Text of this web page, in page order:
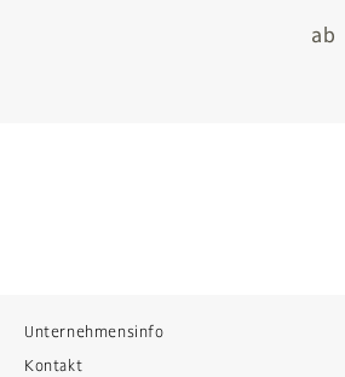
ab
Unternehmensinfo
Kontakt